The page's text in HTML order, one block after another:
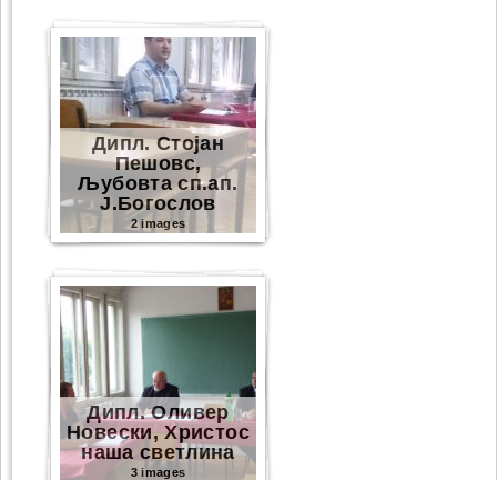
Дипл. Стојан
Пешовс,
Љубовта сп.ап.
Ј.Богослов
2 images
Дипл. Оливер
Новески, Христос
наша светлина
3 images